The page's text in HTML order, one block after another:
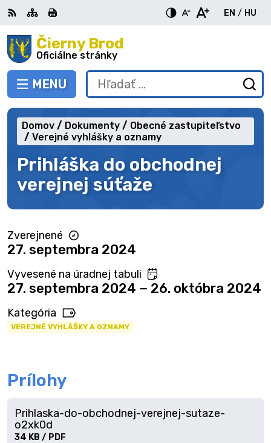
Preskočiť
na
obsah Čierny Brod
Oficiálne stránky
PREPNÚŤ
MENU
RSS MapaTlačiť
EN
English
/ HU
Hľadať:
Prihláška do obchodnej
verejnej súťaže
Domov Dokumenty
Obecné zastupiteľstvo
Verejné vyhlášky a oznamy
Zverejnené
27. septembra 2024
Vyvesené na úradnej tabuli
27. septembra 2024 − 26. októbra 2024
Kategória
VEREJNÉ VYHLÁŠKY A OZNAMY
Prílohy
Prihlaska-do-obchodnej-verejnej-sutaze-
o2xk0d
34 KB / PDF